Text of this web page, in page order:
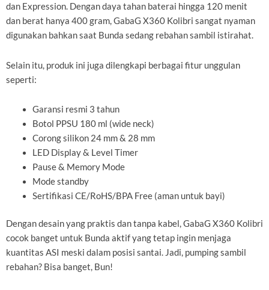
dan Expression. Dengan daya tahan baterai hingga 120 menit
dan berat hanya 400 gram, GabaG X360 Kolibri sangat nyaman
digunakan bahkan saat Bunda sedang rebahan sambil istirahat.
Selain itu, produk ini juga dilengkapi berbagai fitur unggulan
seperti:
Garansi resmi 3 tahun
Botol PPSU 180 ml (wide neck)
Corong silikon 24 mm & 28 mm
LED Display & Level Timer
Pause & Memory Mode
Mode standby
Sertifikasi CE/RoHS/BPA Free (aman untuk bayi)
Dengan desain yang praktis dan tanpa kabel, GabaG X360 Kolibri
cocok banget untuk Bunda aktif yang tetap ingin menjaga
kuantitas ASI meski dalam posisi santai. Jadi, pumping sambil
rebahan? Bisa banget, Bun!